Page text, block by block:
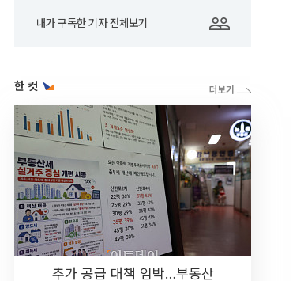
내가 구독한 기자 전체보기
한 컷
추가 공급 대책 임박…부동산